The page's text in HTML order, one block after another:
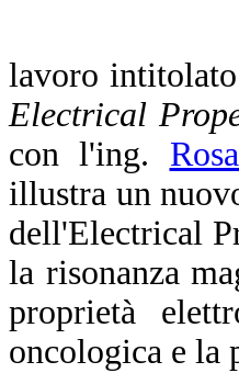
lavoro
Electrical
con l'ing.
illustra un
dell'Electrical
la risonanza
proprietà
oncologica e la